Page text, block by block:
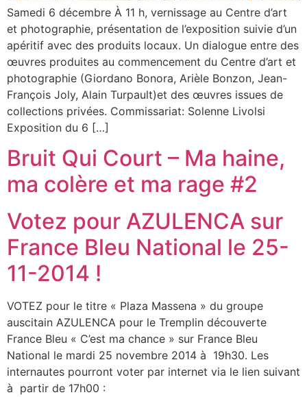
Samedi 6 décembre À 11 h, vernissage au Centre d’art
et photographie, présentation de l’exposition suivie d’un
apéritif avec des produits locaux. Un dialogue entre des
œuvres produites au commencement du Centre d’art et
photographie (Giordano Bonora, Arièle Bonzon, Jean-
François Joly, Alain Turpault)et des œuvres issues de
collections privées. Commissariat: Solenne Livolsi
Exposition du 6 […]
Bruit Qui Court – Ma haine,
ma colère et ma rage #2
Votez pour AZULENCA sur
France Bleu National le 25-
11-2014 !
VOTEZ pour le titre « Plaza Massena » du groupe
auscitain AZULENCA pour le Tremplin découverte
France Bleu « C’est ma chance » sur France Bleu
National le mardi 25 novembre 2014 à 19h30. Les
internautes pourront voter par internet via le lien suivant
à partir de 17h00 :